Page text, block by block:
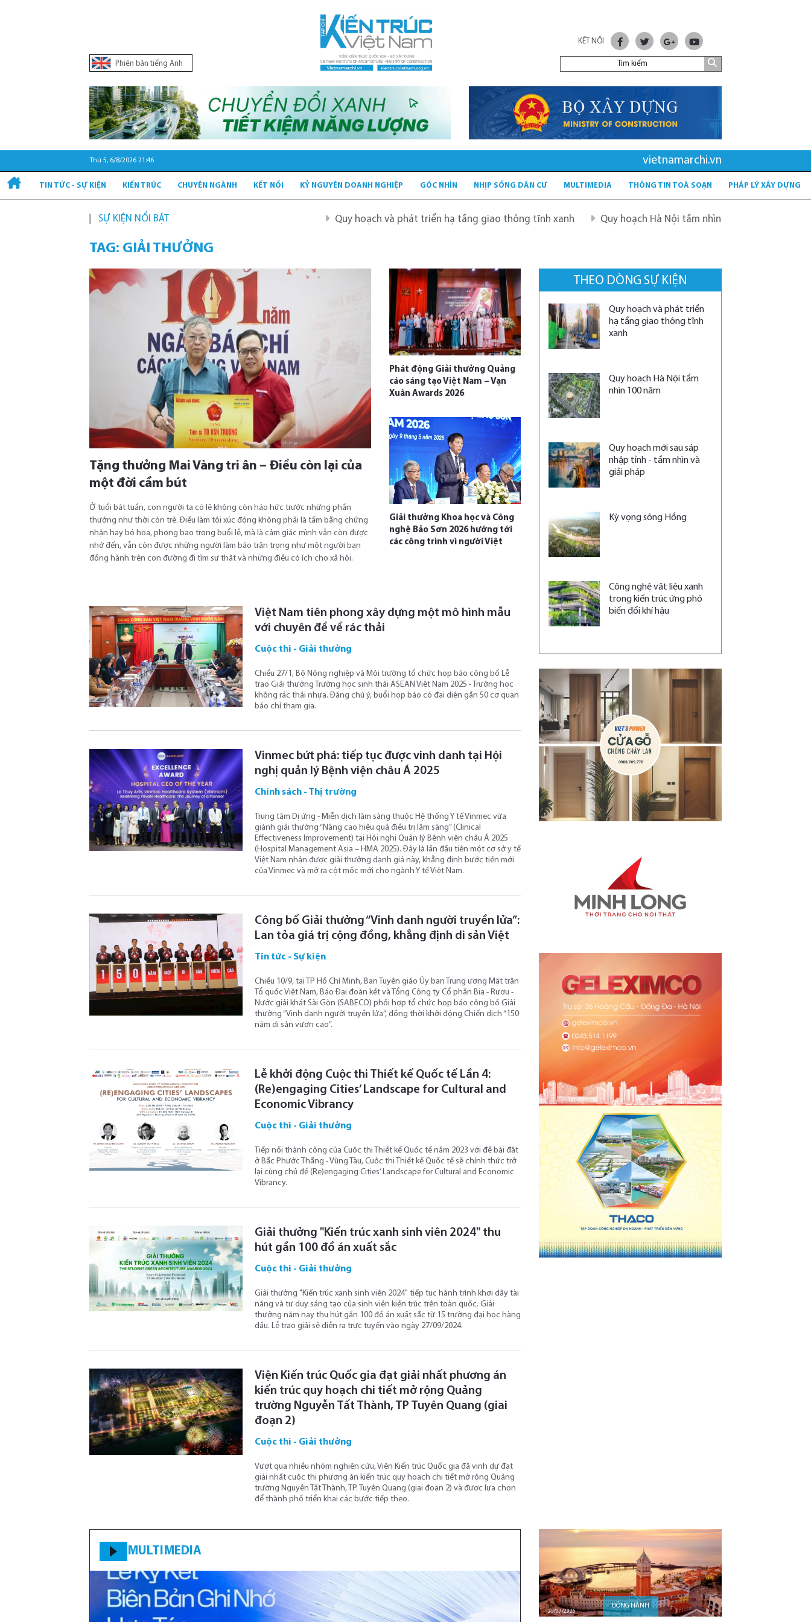
Phiên bản tiếng Anh
KẾT NỐI
Thứ 5, 6/8/2026 21:46 vietnamarchi.vn
TIN TỨC - SỰ KIỆN KIẾN TRÚC CHUYÊN NGÀNH KẾT NỐI KỶ NGUYÊN DOANH NGHIỆP GÓC NHÌN NHỊP SỐNG DÂN CƯ MULTIMEDIA THÔNG TIN TOÀ SOẠN PHÁP LÝ XÂY DỰNG
SỰ KIỆN NỔI BẬT Quy hoạch và phát triển hạ tầng giao thông tĩnh xanh Quy hoạch Hà Nội tầm nhìn 100 năm
TAG: GIẢI THƯỞNG
Tặng thưởng Mai Vàng tri ân – Điều còn lại của
một đời cầm bút
Ở tuổi bát tuần, con người ta có lẽ không còn háo hức trước những phần
thưởng như thời còn trẻ. Điều làm tôi xúc động không phải là tấm bằng chứng
nhận hay bó hoa, phong bao trong buổi lễ, mà là cảm giác mình vẫn còn được
nhớ đến, vẫn còn được những người làm báo trân trọng như một người bạn
đồng hành trên con đường đi tìm sự thật và những điều có ích cho xã hội.
Phát động Giải thưởng Quảng
cáo sáng tạo Việt Nam – Vạn
Xuân Awards 2026
Giải thưởng Khoa học và Công
nghệ Bảo Sơn 2026 hướng tới
các công trình vì người Việt
Việt Nam tiên phong xây dựng một mô hình mẫu
với chuyên đề về rác thải
Cuộc thi - Giải thưởng
Chiều 27/1, Bộ Nông nghiệp và Môi trường tổ chức họp báo công bố Lễ
trao Giải thưởng Trường học sinh thái ASEAN Việt Nam 2025 - Trường học
không rác thải nhựa. Đáng chú ý, buổi họp báo có đại diện gần 50 cơ quan
báo chí tham gia.
Vinmec bứt phá: tiếp tục được vinh danh tại Hội
nghị quản lý Bệnh viện châu Á 2025
Chính sách - Thị trường
Trung tâm Dị ứng - Miễn dịch lâm sàng thuộc Hệ thống Y tế Vinmec vừa
giành giải thưởng “Nâng cao hiệu quả điều trị lâm sàng” (Clinical
Effectiveness Improvement) tại Hội nghị Quản lý Bệnh viện châu Á 2025
(Hospital Management Asia – HMA 2025). Đây là lần đầu tiên một cơ sở y tế
Việt Nam nhận được giải thưởng danh giá này, khẳng định bước tiến mới
của Vinmec và mở ra cột mốc mới cho ngành Y tế Việt Nam.
Công bố Giải thưởng “Vinh danh người truyền lửa”:
Lan tỏa giá trị cộng đồng, khẳng định di sản Việt
Tin tức - Sự kiện
Chiều 10/9, tại TP Hồ Chí Minh, Ban Tuyên giáo Ủy ban Trung ương Mặt trận
Tổ quốc Việt Nam, Báo Đại đoàn kết và Tổng Công ty Cổ phần Bia - Rượu -
Nước giải khát Sài Gòn (SABECO) phối hợp tổ chức họp báo công bố Giải
thưởng “Vinh danh người truyền lửa”, đồng thời khởi động Chiến dịch “150
năm di sản vươn cao”.
Lễ khởi động Cuộc thi Thiết kế Quốc tế Lần 4:
(Re)engaging Cities’ Landscape for Cultural and
Economic Vibrancy
Cuộc thi - Giải thưởng
Tiếp nối thành công của Cuộc thi Thiết kế Quốc tế năm 2023 với đề bài đặt
ở Bắc Phước Thắng - Vũng Tàu, Cuộc thi Thiết kế Quốc tế sẽ chính thức trở
lại cùng chủ đề (Re)engaging Cities’ Landscape for Cultural and Economic
Vibrancy.
Giải thưởng "Kiến trúc xanh sinh viên 2024" thu
hút gần 100 đồ án xuất sắc
Cuộc thi - Giải thưởng
Giải thưởng "Kiến trúc xanh sinh viên 2024" tiếp tục hành trình khơi dậy tài
năng và tư duy sáng tạo của sinh viên kiến trúc trên toàn quốc. Giải
thưởng năm nay thu hút gần 100 đồ án xuất sắc từ 15 trường đại học hàng
đầu. Lễ trao giải sẽ diễn ra trực tuyến vào ngày 27/09/2024.
Viện Kiến trúc Quốc gia đạt giải nhất phương án
kiến trúc quy hoạch chi tiết mở rộng Quảng
trường Nguyễn Tất Thành, TP Tuyên Quang (giai
đoạn 2)
Cuộc thi - Giải thưởng
Vượt qua nhiều nhóm nghiên cứu, Viện Kiến trúc Quốc gia đã vinh dự đạt
giải nhất cuộc thi phương án kiến trúc quy hoạch chi tiết mở rộng Quảng
trường Nguyễn Tất Thành, TP. Tuyên Quang (giai đoạn 2) và được lựa chọn
để thành phố triển khai các bước tiếp theo.
THEO DÒNG SỰ KIỆN
Quy hoạch và phát triển
hạ tầng giao thông tĩnh
xanh
Quy hoạch Hà Nội tầm
nhìn 100 năm
Quy hoạch mới sau sáp
nhập tỉnh - tầm nhìn và
giải pháp
Kỳ vọng sông Hồng
Công nghệ vật liệu xanh
trong kiến trúc ứng phó
biến đổi khí hậu
MULTIMEDIA
23/07/2026
ĐỒNG HÀNH